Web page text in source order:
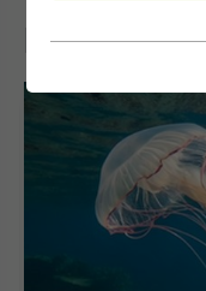
In diesem